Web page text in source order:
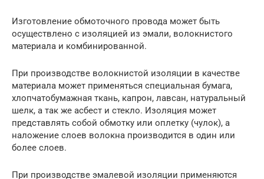
Изготовление обмоточного провода может быть
осуществлено с изоляцией из эмали, волокнистого
материала и комбинированной.
При производстве волокнистой изоляции в качестве
материала может применяться специальная бумага,
хлопчатобумажная ткань, капрон, лавсан, натуральный
шелк, а так же асбест и стекло. Изоляция может
представлять собой обмотку или оплетку (чулок), а
наложение слоев волокна производится в один или
более слоев.
При производстве эмалевой изоляции применяются